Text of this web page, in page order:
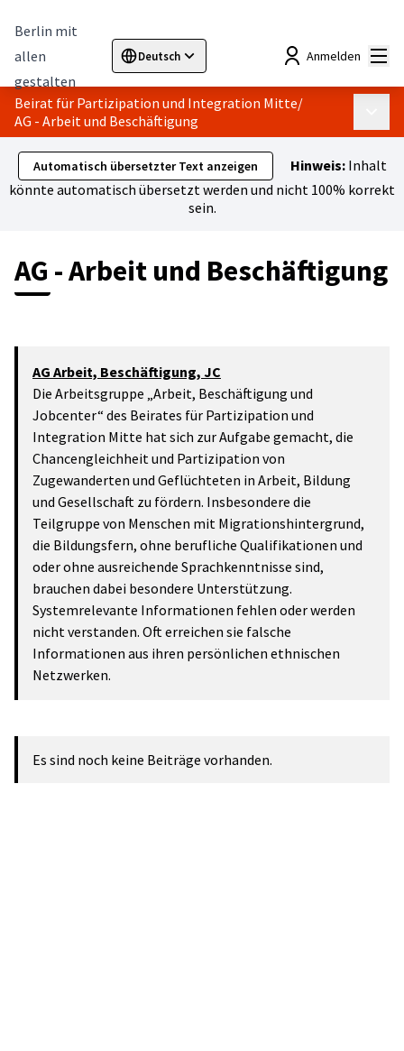
Berlin mit
allen
gestalten
Deutsch
Sprache wählen Choose languageElegir el idioma
Anmelden
Beirat für Partizipation und Integration Mitte/
AG - Arbeit und Beschäftigung
Automatisch übersetzter Text anzeigen Hinweis:Inhalt
könnte automatisch übersetzt werden und nicht 100% korrekt
sein.
AG - Arbeit und Beschäftigung
AG Arbeit, Beschäftigung, JC
Die Arbeitsgruppe „Arbeit, Beschäftigung und
Jobcenter“ des Beirates für Partizipation und
Integration Mitte hat sich zur Aufgabe gemacht, die
Chancengleichheit und Partizipation von
Zugewanderten und Geflüchteten in Arbeit, Bildung
und Gesellschaft zu fördern. Insbesondere die
Teilgruppe von Menschen mit Migrationshintergrund,
die Bildungsfern, ohne berufliche Qualifikationen und
oder ohne ausreichende Sprachkenntnisse sind,
brauchen dabei besondere Unterstützung.
Systemrelevante Informationen fehlen oder werden
nicht verstanden. Oft erreichen sie falsche
Informationen aus ihren persönlichen ethnischen
Netzwerken.
Es sind noch keine Beiträge vorhanden.